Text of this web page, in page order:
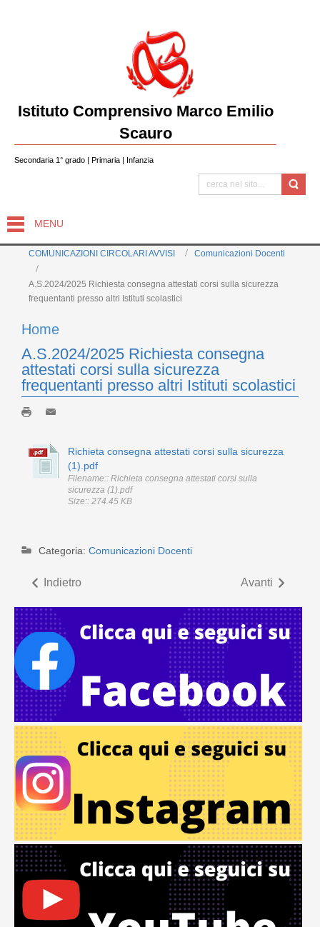
Istituto Comprensivo Marco Emilio
Scauro
Secondaria 1° grado | Primaria | Infanzia
MENU
COMUNICAZIONI CIRCOLARI AVVISI Comunicazioni Docenti
A.S.2024/2025 Richiesta consegna attestati corsi sulla sicurezza
frequentanti presso altri Istituti scolastici
Home
A.S.2024/2025 Richiesta consegna
attestati corsi sulla sicurezza
frequentanti presso altri Istituti scolastici
Richieta consegna attestati corsi sulla sicurezza
(1).pdf
Filename:: Richieta consegna attestati corsi sulla
sicurezza (1).pdf
Size:: 274.45 KB
Categoria: Comunicazioni Docenti
Indietro Avanti